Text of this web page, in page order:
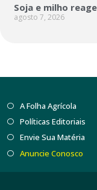
Soja e milho
agosto 7, 2026
A Folha Agrícola
Políticas Editoriais
Envie Sua Matéria
Anuncie Conosco